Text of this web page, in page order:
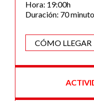
Hora: 19:00h
Duración: 70
CÓMO LLEGAR